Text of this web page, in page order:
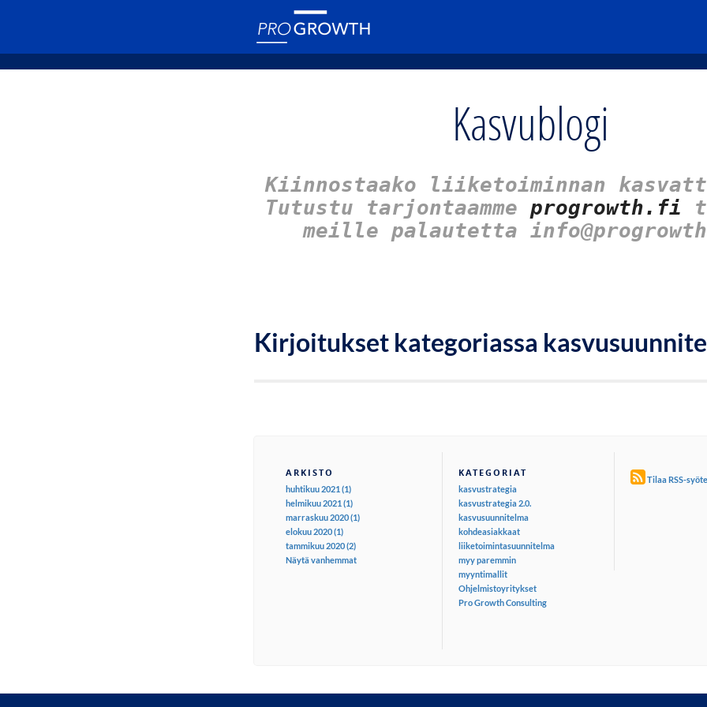
Kasvublogi
Kiinnostaako liiketoiminnan
Tutustu tarjontaamme progrowth.fi
meille palautetta
Kirjoitukset kategoriassa
ARKISTO
huhtikuu 2021 (1)
helmikuu 2021 (1)
marraskuu 2020 (1)
elokuu 2020 (1)
tammikuu 2020 (2)
Näytä vanhemmat
KATEGORIAT
kasvustrategia
kasvustrategia 2.0.
kasvusuunnitelma
kohdeasiakkaat
liiketoimintasuunnitelma
myy paremmin
myyntimallit
Ohjelmistoyritykset
Pro Growth Consulting
Tilaa RSS-syöte